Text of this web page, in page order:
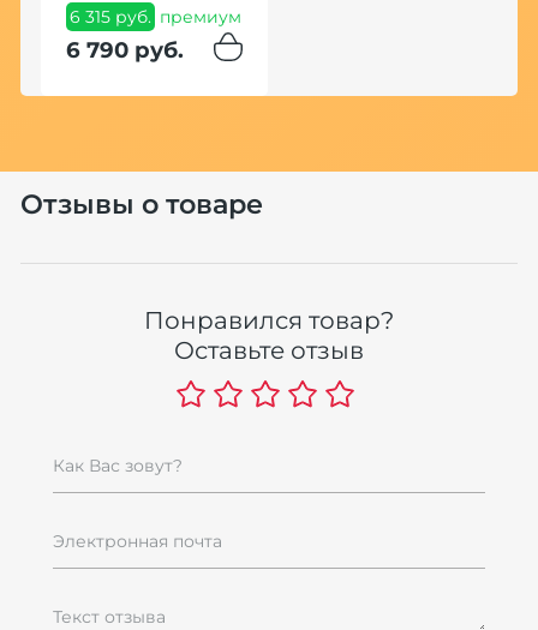
6 315 руб. премиум
6 790 руб.
Отзывы о товаре
Понравился товар?
Оставьте отзыв
Как Вас зовут?
Электронная почта
Текст отзыва